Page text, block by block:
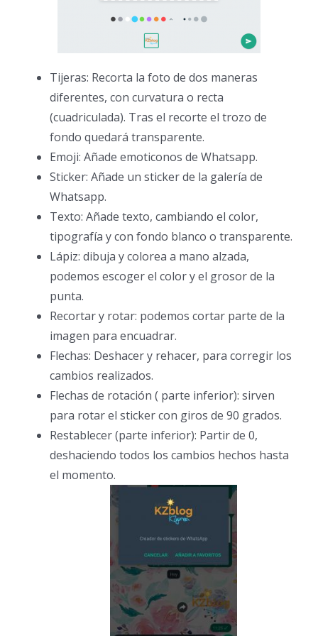
Tijeras: Recorta la foto de dos maneras
diferentes, con curvatura o recta
(cuadriculada). Tras el recorte el trozo de
fondo quedará transparente.
Emoji: Añade emoticonos de Whatsapp.
Sticker: Añade un sticker de la galería de
Whatsapp.
Texto: Añade texto, cambiando el color,
tipografía y con fondo blanco o transparente.
Lápiz: dibuja y colorea a mano alzada,
podemos escoger el color y el grosor de la
punta.
Recortar y rotar: podemos cortar parte de la
imagen para encuadrar.
Flechas: Deshacer y rehacer, para corregir los
cambios realizados.
Flechas de rotación ( parte inferior): sirven
para rotar el sticker con giros de 90 grados.
Restablecer (parte inferior): Partir de 0,
deshaciendo todos los cambios hechos hasta
el momento.